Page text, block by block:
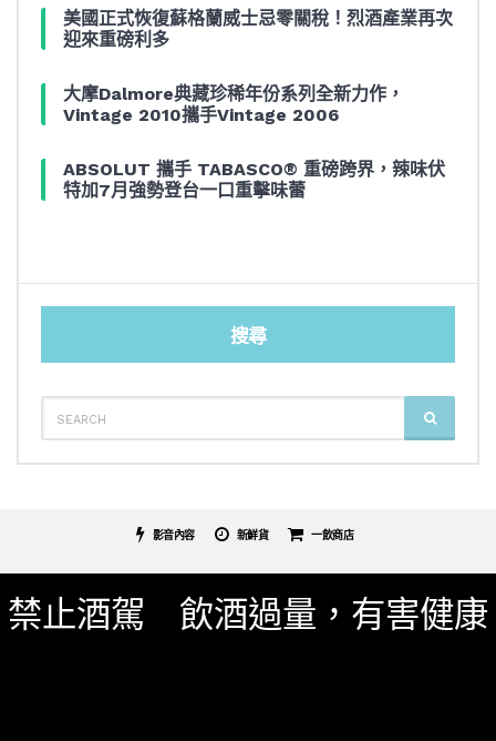
美國正式恢復蘇格蘭威士忌零關稅！烈酒產業再次
迎來重磅利多
大摩Dalmore典藏珍稀年份系列全新力作，
Vintage 2010攜手Vintage 2006
ABSOLUT 攜手 TABASCO® 重磅跨界，辣味伏
特加7月強勢登台一口重擊味蕾
搜尋
SEARCH
FOR:
SEARCH
影音內容 新鮮貨 一飲商店
關於我們 服務條款
禁止酒駕 飲酒過量，有害健康